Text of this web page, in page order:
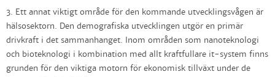
3. Ett annat viktigt område för den kommande utvecklingsvågen är
hälsosektorn. Den demografiska utvecklingen utgör en primär
drivkraft i det sammanhanget. Inom områden som nanoteknologi
och bioteknologi i kombination med allt kraftfullare it-system finns
grunden för den viktiga motorn för ekonomisk tillväxt under de